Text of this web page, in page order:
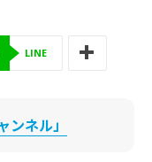
LINE
ネル」